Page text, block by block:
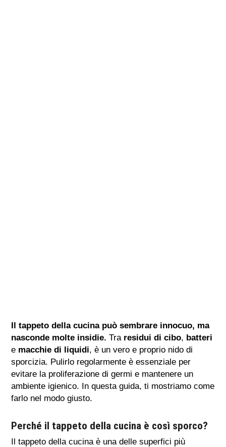
Il tappeto della cucina può sembrare innocuo, ma
nasconde molte insidie. Tra residui di cibo, batteri
e macchie di liquidi, è un vero e proprio nido di
sporcizia. Pulirlo regolarmente è essenziale per
evitare la proliferazione di germi e mantenere un
ambiente igienico. In questa guida, ti mostriamo come
farlo nel modo giusto.
Perché il tappeto della cucina è così sporco?
Il tappeto della cucina è una delle superfici più